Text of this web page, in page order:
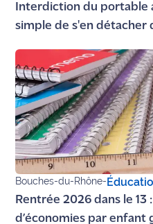
Interdiction du portable
simple de s'en détacher
Bouches-du-Rhône-
Rentrée 2026 dans le 13
d’économies par enfant